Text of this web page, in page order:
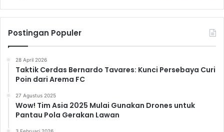
Postingan Populer
28 April 2026
Taktik Cerdas Bernardo Tavares: Kunci Persebaya Curi
Poin dari Arema FC
27 Agustus 2025
Wow! Tim Asia 2025 Mulai Gunakan Drones untuk
Pantau Pola Gerakan Lawan